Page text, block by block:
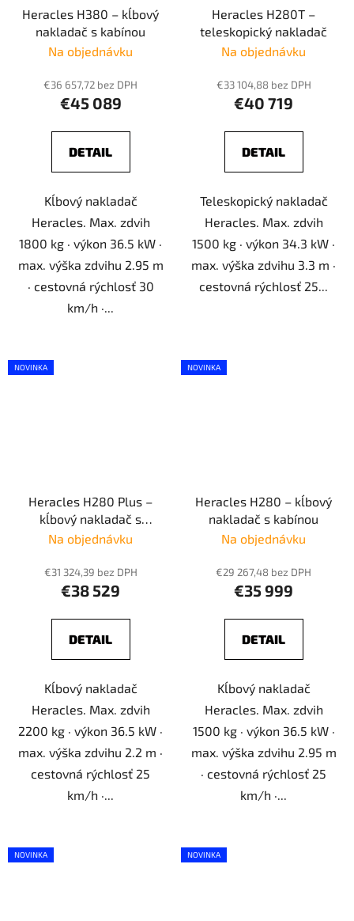
Heracles H380 – kĺbový
nakladač s kabínou
Na objednávku
€36 657,72 bez DPH
€45 089
DETAIL
Kĺbový nakladač
Heracles. Max. zdvih
1800 kg · výkon 36.5 kW ·
max. výška zdvihu 2.95 m
· cestovná rýchlosť 30
km/h ·...
Heracles H280T –
teleskopický nakladač
Na objednávku
€33 104,88 bez DPH
€40 719
DETAIL
Teleskopický nakladač
Heracles. Max. zdvih
1500 kg · výkon 34.3 kW ·
max. výška zdvihu 3.3 m ·
cestovná rýchlosť 25...
NOVINKA
Heracles H280 Plus –
kĺbový nakladač s
kabínou
Na objednávku
€31 324,39 bez DPH
€38 529
DETAIL
Kĺbový nakladač
Heracles. Max. zdvih
2200 kg · výkon 36.5 kW ·
max. výška zdvihu 2.2 m ·
cestovná rýchlosť 25
km/h ·...
NOVINKA
Heracles H280 – kĺbový
nakladač s kabínou
Na objednávku
€29 267,48 bez DPH
€35 999
DETAIL
Kĺbový nakladač
Heracles. Max. zdvih
1500 kg · výkon 36.5 kW ·
max. výška zdvihu 2.95 m
· cestovná rýchlosť 25
km/h ·...
NOVINKA NOVINKA